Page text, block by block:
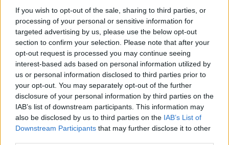
If you wish to opt-out of the sale, sharing to third parties, or
processing of your personal or sensitive information for
targeted advertising by us, please use the below opt-out
section to confirm your selection. Please note that after your
opt-out request is processed you may continue seeing
interest-based ads based on personal information utilized by
us or personal information disclosed to third parties prior to
your opt-out. You may separately opt-out of the further
disclosure of your personal information by third parties on the
IAB’s list of downstream participants. This information may
also be disclosed by us to third parties on the IAB’s List of
Downstream Participants that may further disclose it to other
ΕΛΛΆΔΑ
Έβρος: Πυρκαγιά σε χαμηλή βλάστηση στο Σπήλαιο